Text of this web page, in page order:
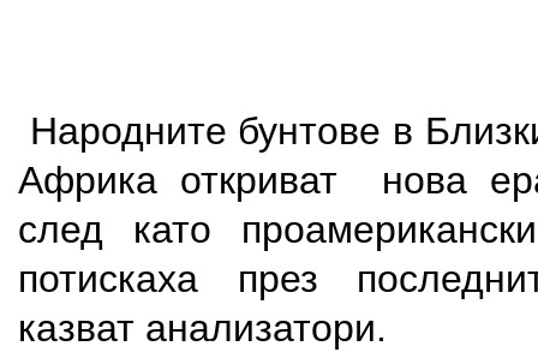
Народните бунтове в
Африка откриват нова
след като
потискаха през
казват анализатори.